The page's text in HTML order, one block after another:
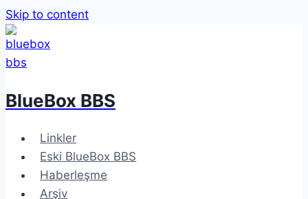
Skip to content
BlueBox BBS
Linkler
Eski BlueBox BBS
Haberleşme
Arşiv